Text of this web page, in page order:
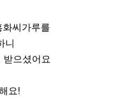
씨가루를
니
으셨어요
요!